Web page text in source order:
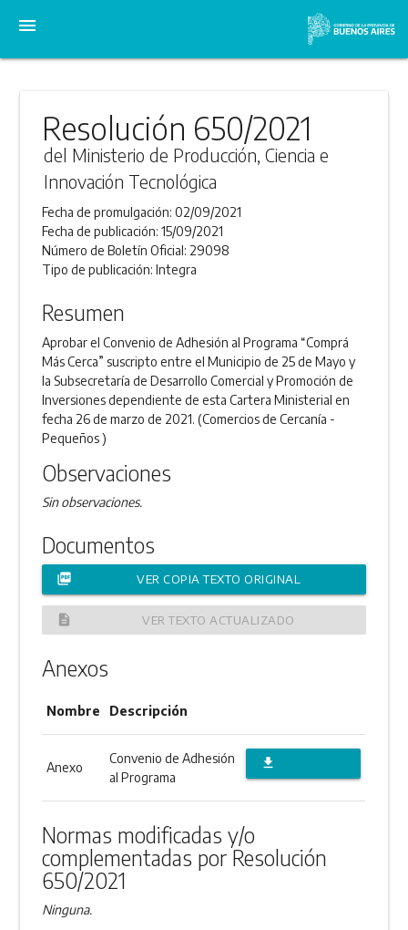
menu
Resolución 650/2021
del Ministerio de Producción, Ciencia e
Innovación Tecnológica
Fecha de promulgación:02/09/2021
Fecha de publicación:15/09/2021
Número de Boletín Oficial: 29098
Tipo de publicación:Integra
Resumen
Aprobar el Convenio de Adhesión al Programa “Comprá
Más Cerca” suscripto entre el Municipio de 25 de Mayo y
la Subsecretaría de Desarrollo Comercial y Promoción de
Inversiones dependiente de esta Cartera Ministerial en
fecha 26 de marzo de 2021. (Comercios de Cercanía -
Pequeños )
Observaciones
Sin observaciones.
Documentos
picture_as_pdf VER COPIA TEXTO ORIGINAL
description VER TEXTO ACTUALIZADO
Anexos
Nombre Descripción
Anexo
Convenio de Adhesión
al Programa
file_download
Normas modificadas y/o
complementadas por Resolución
650/2021
Ninguna.